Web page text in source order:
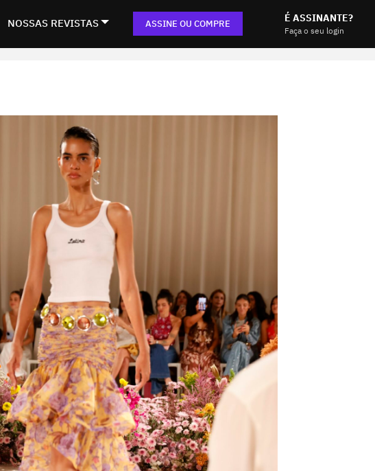
NOSSAS REVISTAS ASSINE OU COMPRE É ASSINANTE?
Faça o seu login